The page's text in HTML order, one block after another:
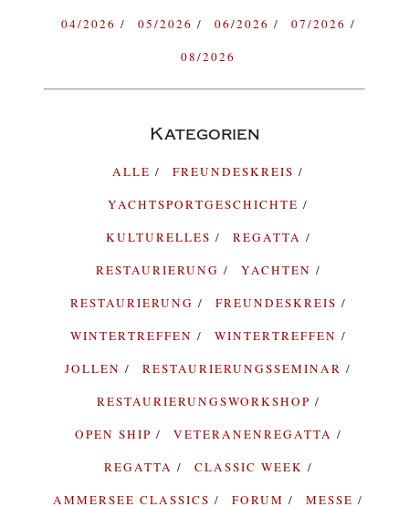
04/2026
05/2026 06/2026
07/2026
08/2026
Kategorien
ALLE
FREUNDESKREIS
YACHTSPORTGESCHICHTE
KULTURELLES
REGATTA
RESTAURIERUNG
YACHTEN
RESTAURIERUNG
FREUNDESKREIS
WINTERTREFFEN
WINTERTREFFEN
JOLLEN
RESTAURIERUNGSSEMINAR
RESTAURIERUNGSWORKSHOP
OPEN SHIP
VETERANENREGATTA
REGATTA
CLASSIC WEEK
AMMERSEE CLASSICS
FORUM MESSE